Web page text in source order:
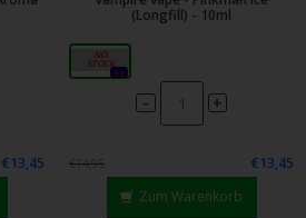
€13,45
(Longfill) - 10ml
14ml
0x
- +
€14,95
€13,45
Zum Warenkorb